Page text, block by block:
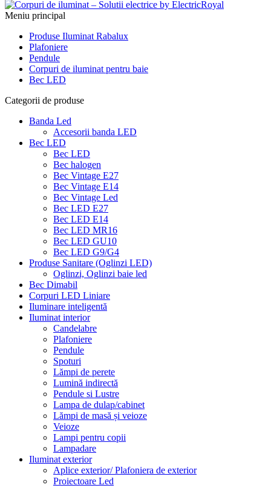
Meniu principal
Produse Iluminat Rabalux
Plafoniere
Pendule
Corpuri de iluminat pentru baie
Bec LED
Categorii de produse
Banda Led
Accesorii banda LED
Bec LED
Bec LED
Bec halogen
Bec Vintage E27
Bec Vintage E14
Bec Vintage Led
Bec LED E27
Bec LED E14
Bec LED MR16
Bec LED GU10
Bec LED G9/G4
Produse Sanitare (Oglinzi LED)
Oglinzi, Oglinzi baie led
Bec Dimabil
Corpuri LED Liniare
Iluminare inteligentă
Iluminat interior
Candelabre
Plafoniere
Pendule
Spoturi
Lămpi de perete
Lumină indirectă
Pendule si Lustre
Lampa de dulap/cabinet
Lămpi de masă și veioze
Veioze
Lampi pentru copii
Lampadare
Iluminat exterior
Aplice exterior/ Plafoniera de exterior
Proiectoare Led